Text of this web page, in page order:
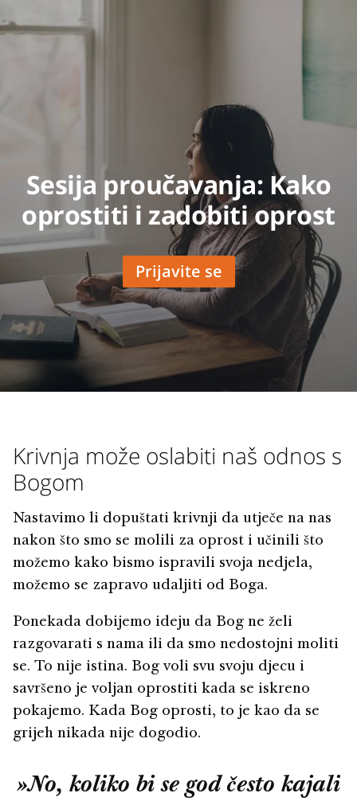
Sesija proučavanja: Kako
oprostiti i zadobiti oprost
Prijavite se
Krivnja može oslabiti naš odnos s
Bogom
Nastavimo li dopuštati krivnji da utječe na nas
nakon što smo se molili za oprost i učinili što
možemo kako bismo ispravili svoja nedjela,
možemo se zapravo udaljiti od Boga.
Ponekada dobijemo ideju da Bog ne želi
razgovarati s nama ili da smo nedostojni moliti
se. To nije istina. Bog voli svu svoju djecu i
savršeno je voljan oprostiti kada se iskreno
pokajemo. Kada Bog oprosti, to je kao da se
grijeh nikada nije dogodio.
»No, koliko bi se god često kajali